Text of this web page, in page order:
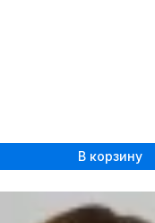
В корзину